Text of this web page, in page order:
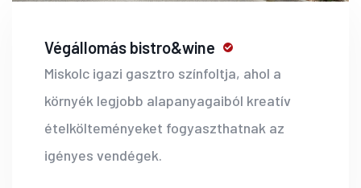
Végállomás bistro&wine
Miskolc igazi gasztro színfoltja, ahol a
környék legjobb alapanyagaiból kreatív
ételkölteményeket fogyaszthatnak az
igényes vendégek.